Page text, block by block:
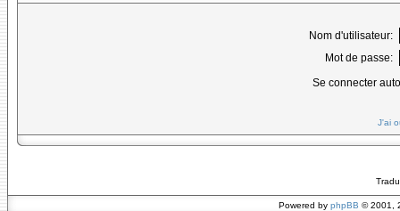
Nom d'utilisateur:
Mot de passe:
Se connecter
J'ai
Powered by phpBB © 2001,